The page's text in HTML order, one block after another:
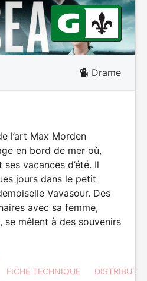
Drame
l’art Max Morden
en bord de mer où,
vacances d’été. Il
jours dans le petit
Vavasour. Des
avec sa femme,
se mêlent à des souvenirs
FICHE TECHNIQUE